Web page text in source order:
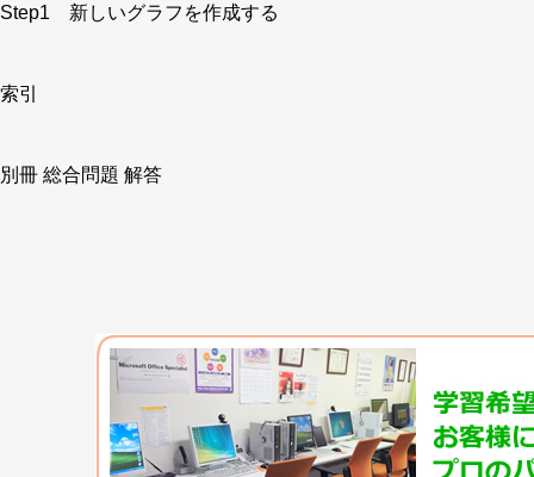
Step1 新しいグラフを作成する
索引
別冊 総合問題 解答